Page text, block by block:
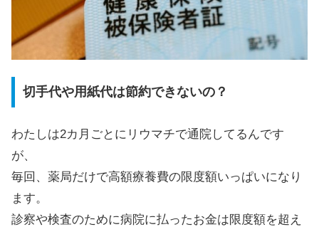
切手代や用紙代は節約できないの？
わたしは2カ月ごとにリウマチで通院してるんです
が、
毎回、薬局だけで高額療養費の限度額いっぱいになり
ます。
診察や検査のために病院に払ったお金は限度額を超え